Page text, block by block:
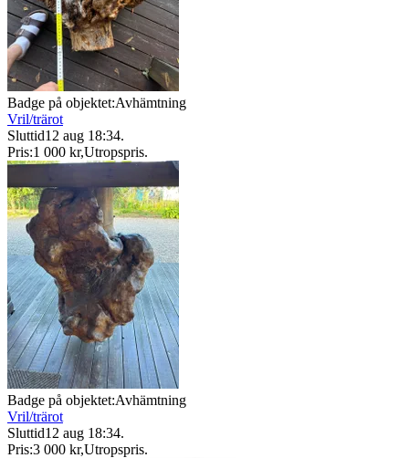
Badge på objektet:Avhämtning
Vril/trärot
Sluttid12 aug 18:34.
Pris:1 000 kr,Utropspris.
Badge på objektet:Avhämtning
Vril/trärot
Sluttid12 aug 18:34.
Pris:3 000 kr,Utropspris.